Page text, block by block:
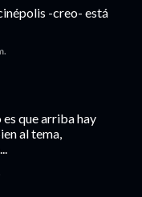
-creo- está
que arriba hay
al tema,